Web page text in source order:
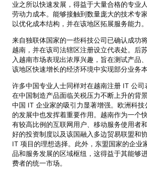
业之所以快速发展，得益于大量合格的专业
劳动力成本。能够接触到数量庞大的技术专
以优化成本结构，并在该地区拓展服务能力。
来自独联体国家的一些科技公司已确认成功
越南，并在该司法辖区注册设立代表处。后
入越南市场表现出浓厚兴趣，旨在测试产品
该地区快速增长的经济环境中实现部分业务本
许多中国专业人士同样对在越南注册 IT 公司
在中国制造产品面临关税压力不断上升的背
中国 IT 企业家的吸引力显著增强。欧洲科技
的发展中也发挥着重要作用。越南作为一个
有较高比例的互联网用户、移动服务使用者
好的投资制度以及该国融入多边贸易联盟和
IT 项目的理想选择。此外，东盟国家的企业
品和服务发展的区域枢纽，这得益于其能够
费者的统一市场。